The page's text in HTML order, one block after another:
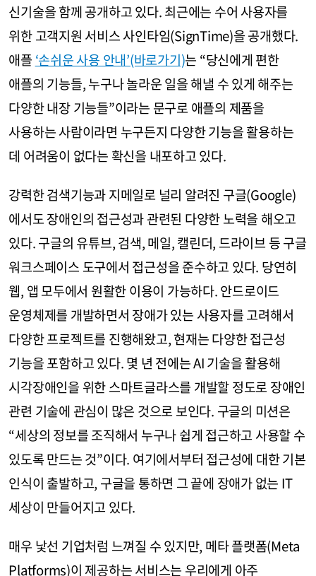
신기술을 함께 공개하고 있다. 최근에는 수어 사용자를
위한 고객지원 서비스 사인타임(SignTime)을 공개했다.
애플 ‘손쉬운 사용 안내’(바로가기)는 “당신에게 편한
애플의 기능들, 누구나 놀라운 일을 해낼 수 있게 해주는
다양한 내장 기능들”이라는 문구로 애플의 제품을
사용하는 사람이라면 누구든지 다양한 기능을 활용하는
데 어려움이 없다는 확신을 내포하고 있다.
강력한 검색기능과 지메일로 널리 알려진 구글(Google)
에서도 장애인의 접근성과 관련된 다양한 노력을 해오고
있다. 구글의 유튜브, 검색, 메일, 캘린더, 드라이브 등 구글
워크스페이스 도구에서 접근성을 준수하고 있다. 당연히
웹, 앱 모두에서 원활한 이용이 가능하다. 안드로이드
운영체제를 개발하면서 장애가 있는 사용자를 고려해서
다양한 프로젝트를 진행해왔고, 현재는 다양한 접근성
기능을 포함하고 있다. 몇 년 전에는 AI 기술을 활용해
시각장애인을 위한 스마트글라스를 개발할 정도로 장애인
관련 기술에 관심이 많은 것으로 보인다. 구글의 미션은
“세상의 정보를 조직해서 누구나 쉽게 접근하고 사용할 수
있도록 만드는 것”이다. 여기에서부터 접근성에 대한 기본
인식이 출발하고, 구글을 통하면 그 끝에 장애가 없는 IT
세상이 만들어지고 있다.
매우 낯선 기업처럼 느껴질 수 있지만, 메타 플랫폼(Meta
Platforms)이 제공하는 서비스는 우리에게 아주